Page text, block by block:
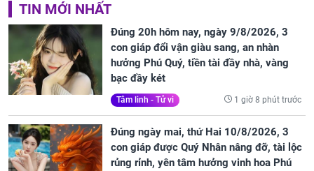
TIN MỚI NHẤT
Đúng 20h hôm nay, ngày 9/8/2026, 3
con giáp đổi vận giàu sang, an nhàn
hưởng Phú Quý, tiền tài đầy nhà, vàng
bạc đầy két
Tâm linh - Tử vi 1 giờ 8 phút trước
Đúng ngày mai, thứ Hai 10/8/2026, 3
con giáp được Quý Nhân nâng đỡ, tài lộc
rủng rỉnh, yên tâm hưởng vinh hoa Phú